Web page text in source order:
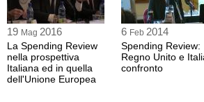
19 Mag 2016
La Spending Review
nella prospettiva
Italiana ed in quella
dell'Unione Europea
6 Feb 2014
Spending Review:
Regno Unito e
confronto